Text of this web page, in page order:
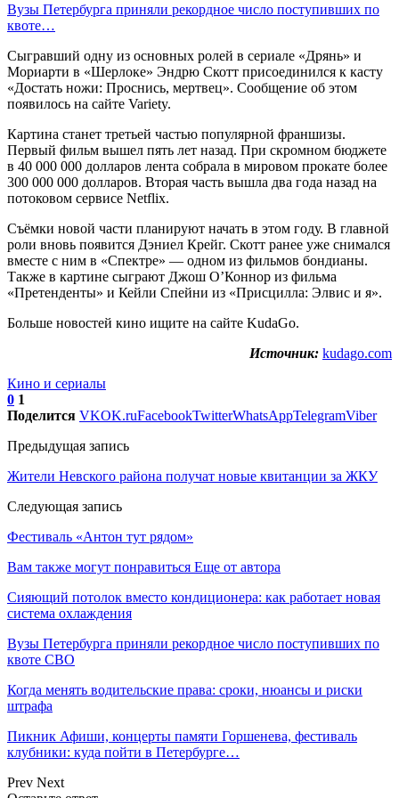
Вузы Петербурга приняли рекордное число поступивших по
квоте…
Сыгравший одну из основных ролей в сериале «Дрянь» и
Мориарти в «Шерлоке» Эндрю Скотт присоединился к касту
«Достать ножи: Проснись, мертвец». Сообщение об этом
появилось на сайте Variety.
Картина станет третьей частью популярной франшизы.
Первый фильм вышел пять лет назад. При скромном бюджете
в 40 000 000 долларов лента собрала в мировом прокате более
300 000 000 долларов. Вторая часть вышла два года назад на
потоковом сервисе Netflix.
Съёмки новой части планируют начать в этом году. В главной
роли вновь появится Дэниел Крейг. Скотт ранее уже снимался
вместе с ним в «Спектре» — одном из фильмов бондианы.
Также в картине сыграют Джош О’Коннор из фильма
«Претенденты» и Кейли Спейни из «Присцилла: Элвис и я».
Больше новостей кино ищите на сайте KudaGo.
Источник: kudago.com
Кино и сериалы
0 1
Поделится VKOK.ruFacebookTwitterWhatsAppTelegramViber
Предыдущая запись
Жители Невского района получат новые квитанции за ЖКУ
Следующая запись
Фестиваль «Антон тут рядом»
Вам также могут понравиться Еще от автора
Сияющий потолок вместо кондиционера: как работает новая
система охлаждения
Вузы Петербурга приняли рекордное число поступивших по
квоте СВО
Когда менять водительские права: сроки, нюансы и риски
штрафа
Пикник Афиши, концерты памяти Горшенева, фестиваль
клубники: куда пойти в Петербурге…
Prev Next